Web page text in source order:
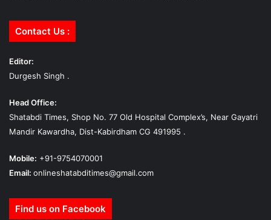
Contact Us :
Editor:
Durgesh Singh .
Head Office:
Shatabdi Times, Shop No. 77 Old Hospital Complex’s, Near Gayatri
Mandir Kawardha, Dist-Kabirdham CG 491995 .
Mobile: +91-9754070001
Email: onlineshatabditimes@gmail.com
Find us on Facebook